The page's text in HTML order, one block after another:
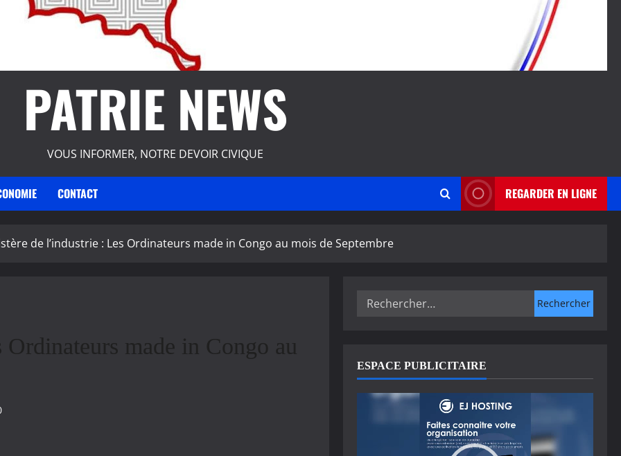
PATRIE NEWS
VOUS INFORMER, NOTRE DEVOIR CIVIQUE
CONTACT REGARDER EN LIGNE
de l’industrie : Les Ordinateurs made in Congo au mois de Septembre
made in Congo au
Rechercher :
ESPACE PUBLICITAIRE
Lecteur